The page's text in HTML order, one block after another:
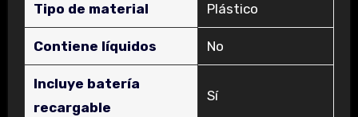
Tipo de material ‎Plástico
Contiene líquidos ‎No
Incluye batería
recargable
‎Sí